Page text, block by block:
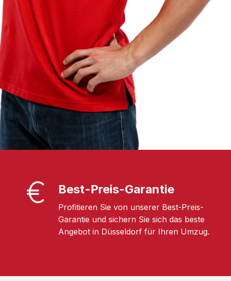
Best-Preis-Garantie
Profitieren Sie von unserer Best-Preis-
Garantie und sichern Sie sich das beste
Angebot in Düsseldorf für Ihren Umzug.